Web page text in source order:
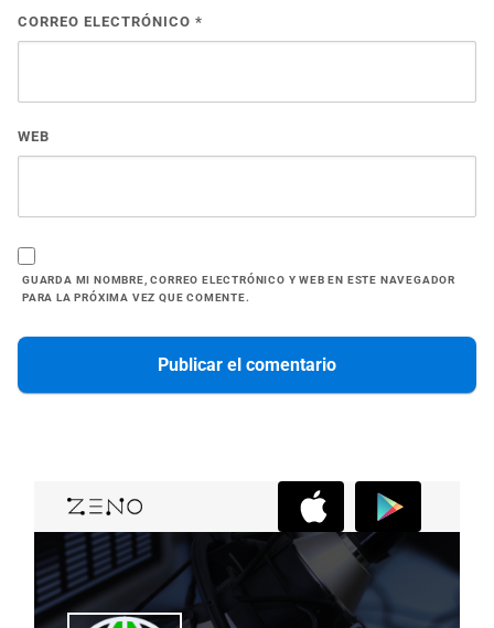
CORREO ELECTRÓNICO *
WEB
GUARDA MI NOMBRE, CORREO ELECTRÓNICO Y WEB EN ESTE NAVEGADOR
PARA LA PRÓXIMA VEZ QUE COMENTE.